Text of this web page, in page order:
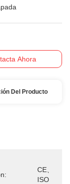
Ahora
Del Producto
CE、
ISO